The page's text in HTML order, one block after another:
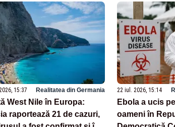
15:37 Realitatea din Germania
West Nile în Europa:
raportează 21 de cazuri,
22 iul. 2026, 15:14
Ebola a ucis
oameni în